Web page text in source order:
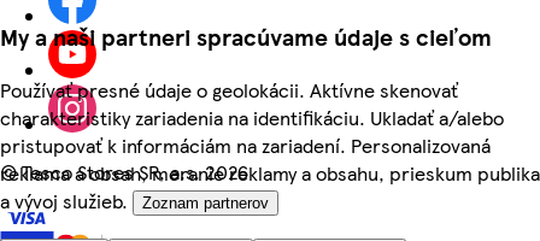
My a naši partneri spracúvame údaje s cieľom
Používať presné údaje o geolokácii. Aktívne skenovať
charakteristiky zariadenia na identifikáciu. Ukladať a/alebo
pristupovať k informáciám na zariadení. Personalizovaná
reklama a obsah, meranie reklamy a obsahu, prieskum publika
a vývoj služieb.
Zoznam partnerov
©Tesco Stores SR, a.s. 2026